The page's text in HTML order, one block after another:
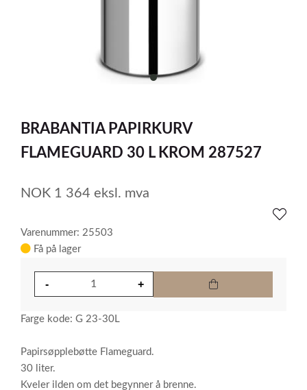
item
of
1
BRABANTIA PAPIRKURV
FLAMEGUARD 30 L KROM 287527
NOK 1 364 eksl. mva
Varenummer: 25503
Få på lager
Farge kode: G 23-30L
Papirsøpplebøtte Flameguard.
30 liter.
Kveler ilden om det begynner å brenne.